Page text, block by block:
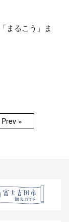
まるこう」ま
Prev »